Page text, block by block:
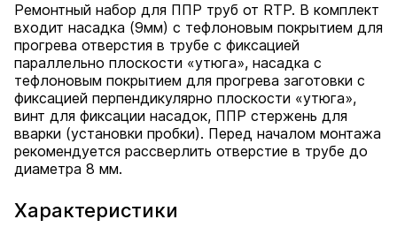
Характеристики
Ремонтный набор для ППР труб от RTP. В комплект
входит насадка (9мм) с тефлоновым покрытием для
прогрева отверстия в трубе с фиксацией
параллельно плоскости «утюга», насадка с
тефлоновым покрытием для прогрева заготовки с
фиксацией перпендикулярно плоскости «утюга»,
винт для фиксации насадок, ППР стержень для
вварки (установки пробки). Перед началом монтажа
рекомендуется рассверлить отверстие в трубе до
диаметра 8 мм.